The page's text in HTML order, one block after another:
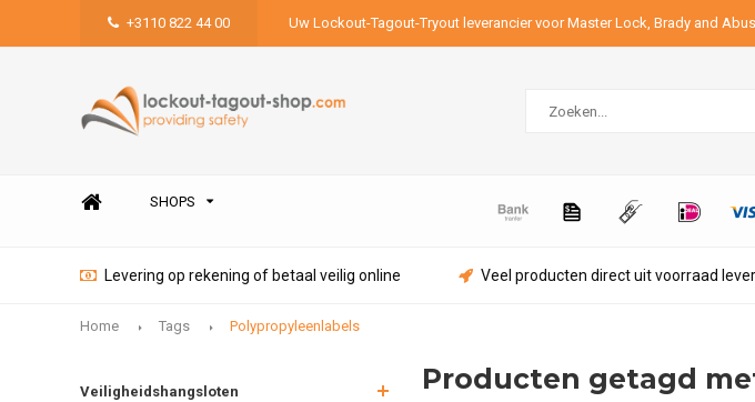
+3110 822 44 00 Uw Lockout-Tagout-Tryout leverancier voor Master Lock, Brady and Abus
SHOPS
Levering op rekening of betaal veilig online Veel producten direct uit voorraad
Home Tags Polypropyleenlabels
Veiligheidshangsloten Producten getagd